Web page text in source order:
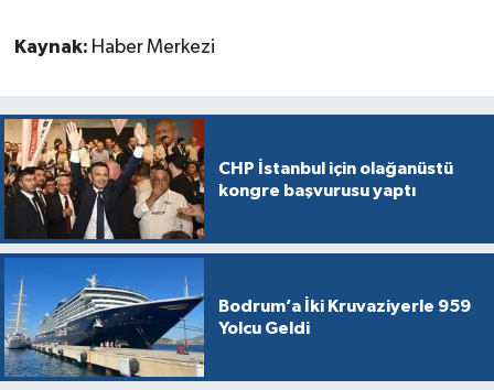
Kaynak: Haber Merkezi
CHP İstanbul için olağanüstü
kongre başvurusu yaptı
Bodrum’a İki Kruvaziyerle 959
Yolcu Geldi